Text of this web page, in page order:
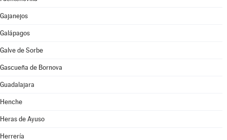
Gajanejos
Galápagos
Galve de Sorbe
Gascueña de Bornova
Guadalajara
Henche
Heras de Ayuso
Herrería